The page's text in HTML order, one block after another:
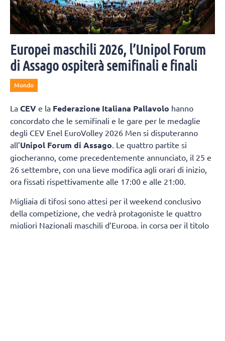
Europei maschili 2026, l’Unipol Forum
di Assago ospiterà semifinali e finali
Mondo
La CEV e la Federazione Italiana Pallavolo hanno
concordato che le semifinali e le gare per le medaglie
degli CEV Enel EuroVolley 2026 Men si disputeranno
all’Unipol Forum di Assago. Le quattro partite si
giocheranno, come precedentemente annunciato, il 25 e
26 settembre, con una lieve modifica agli orari di inizio,
ora fissati rispettivamente alle 17:00 e alle 21:00.
Migliaia di tifosi sono attesi per il weekend conclusivo
della competizione, che vedrà protagoniste le quattro
migliori Nazionali maschili d’Europa, in corsa per il titolo